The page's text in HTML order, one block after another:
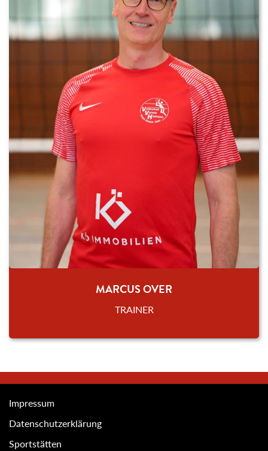
MARCUS OVER
TRAINER
Impressum
Datenschutzerklärung
Sportstätten